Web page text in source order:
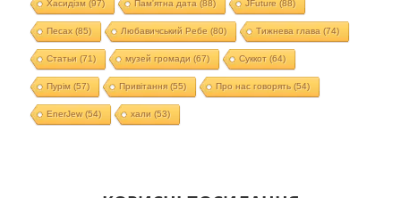
Хасидізм (97) Пам'ятна дата (88) JFuture (88)
Песах(85) Любавичський Ребе (80) Тижнева глава (74)
Статьи (71) музей громади (67) Суккот (64)
Пурім (57) Привітання(55) Про нас говорять(54)
EnerJew(54) хали (53)